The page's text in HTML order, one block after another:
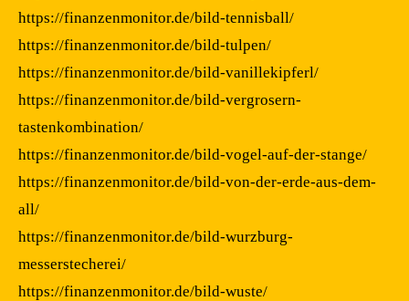
https://finanzenmonitor.de/bild-tennisball/
https://finanzenmonitor.de/bild-tulpen/
https://finanzenmonitor.de/bild-vanillekipferl/
https://finanzenmonitor.de/bild-vergrosern-
tastenkombination/
https://finanzenmonitor.de/bild-vogel-auf-der-stange/
https://finanzenmonitor.de/bild-von-der-erde-aus-dem-
all/
https://finanzenmonitor.de/bild-wurzburg-
messerstecherei/
https://finanzenmonitor.de/bild-wuste/